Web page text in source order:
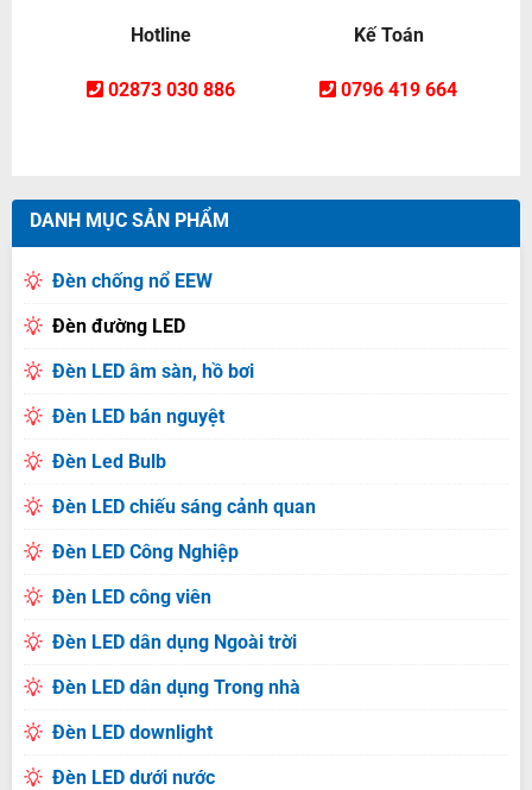
Hotline
02873 030 886
Kế Toán
0796 419 664
DANH MỤC SẢN PHẨM
Đèn chống nổ EEW
Đèn đường LED
Đèn LED âm sàn, hồ bơi
Đèn LED bán nguyệt
Đèn Led Bulb
Đèn LED chiếu sáng cảnh quan
Đèn LED Công Nghiệp
Đèn LED công viên
Đèn LED dân dụng Ngoài trời
Đèn LED dân dụng Trong nhà
Đèn LED downlight
Đèn LED dưới nước